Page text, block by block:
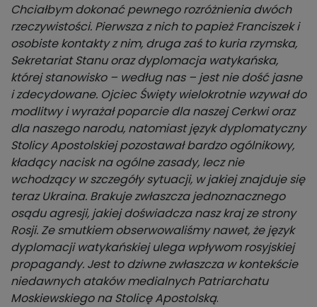
Chciałbym dokonać pewnego rozróżnienia dwóch
rzeczywistości. Pierwsza z nich to papież Franciszek i
osobiste kontakty z nim, druga zaś to kuria rzymska,
Sekretariat Stanu oraz dyplomacja watykańska,
której stanowisko – według nas – jest nie dość jasne
i zdecydowane. Ojciec Święty wielokrotnie wzywał do
modlitwy i wyrażał poparcie dla naszej Cerkwi oraz
dla naszego narodu, natomiast język dyplomatyczny
Stolicy Apostolskiej pozostawał bardzo ogólnikowy,
kładący nacisk na ogólne zasady, lecz nie
wchodzący w szczegóły sytuacji, w jakiej znajduje się
teraz Ukraina. Brakuje zwłaszcza jednoznacznego
osądu agresji, jakiej doświadcza nasz kraj ze strony
Rosji. Ze smutkiem obserwowaliśmy nawet, że język
dyplomacji watykańskiej ulega wpływom rosyjskiej
propagandy. Jest to dziwne zwłaszcza w kontekście
niedawnych ataków medialnych Patriarchatu
Moskiewskiego na Stolicę Apostolską.